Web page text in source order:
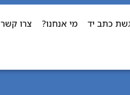
כתב יד מי אנחנו? צרו קשר